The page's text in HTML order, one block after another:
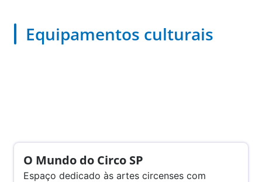
Equipamentos culturais
O Mundo do Circo SP
Espaço dedicado às artes circenses com